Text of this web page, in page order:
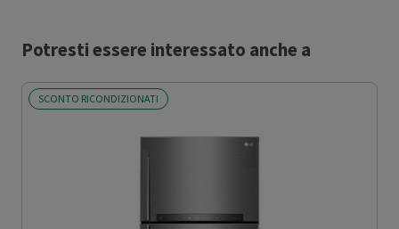
Potresti essere interessato anche a
SCONTO RICONDIZIONATI